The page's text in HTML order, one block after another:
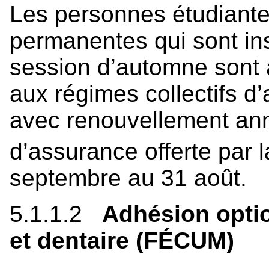
Les personnes
permanentes qui sont
session d’automne
aux régimes collectifs
avec renouvellement
d’assurance offerte par
septembre au 31 août.
5.1.1.2 Adhésion
et dentaire (FÉCUM)